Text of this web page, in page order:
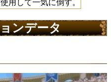
用して一気に倒す。
ンデータ